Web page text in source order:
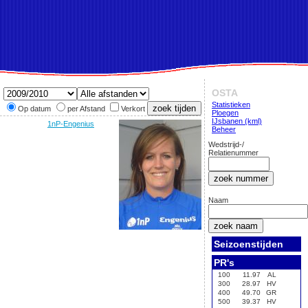
Op datum per Afstand
Verkort
1nP-Engenius
OSTA
Statistieken
Ploegen
IJsbanen (kml)
Beheer
Wedstrijd-/
Relatienummer
Naam
Seizoenstijden
PR's
100 11.97
AL
300
28.97
HV
400
49.70
GR
500
39.37
HV